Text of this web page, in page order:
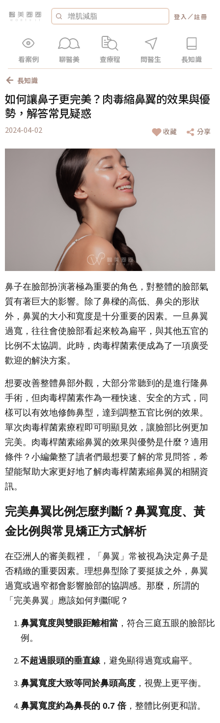
登入 ／註冊
看案例 聊醫美 查療程 問醫生 長知識
長知識
如何讓鼻子更完美？肉毒縮鼻翼的效果與優
勢，解答常見疑惑
2024-04-02 收藏 分享
鼻子在臉部扮演著極為重要的角色，對整體的臉部氣
質有著巨大的影響。除了鼻樑的高低、鼻尖的形狀
外，鼻翼的大小和寬度是十分重要的因素。一旦鼻翼
過寬，往往會使臉部看起來較為扁平，與其他五官的
比例不太協調。此時，肉毒桿菌素便成為了一項廣受
歡迎的解決方案。
想要改善整體鼻部外觀，大部分常聽到的是進行隆鼻
手術，但肉毒桿菌素作為一種快速、安全的方式，同
樣可以有效地修飾鼻型，達到調整五官比例的效果。
單次肉毒桿菌素療程即可明顯見效，讓臉部比例更加
完美。肉毒桿菌素縮鼻翼的效果與優勢是什麼？適用
條件？小編彙整了讀者們最想要了解的常見問答，希
望能幫助大家更好地了解肉毒桿菌素縮鼻翼的相關資
訊。
完美鼻翼比例怎麼判斷？鼻翼寬度、黃
金比例與常見矯正方式解析
在亞洲人的審美觀裡，「鼻翼」常被視為決定鼻子是
否精緻的重要因素。理想鼻型除了要挺拔之外，鼻翼
過寬或過窄都會影響臉部的協調感。那麼，所謂的
「完美鼻翼」應該如何判斷呢？
鼻翼寬度與雙眼距離相當 ，符合三庭五眼的臉部比
例。
不超過眼頭的垂直線，避免顯得過寬或扁平。
鼻翼寬度大致等同於鼻頭高度 ，視覺上更平衡。
鼻翼寬度約為鼻長的 0.7 倍，整體比例更和諧。